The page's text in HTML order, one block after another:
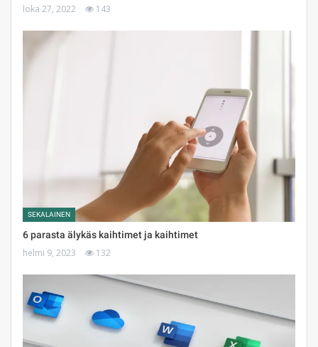
loka 27, 2022 143
SEKALAINEN
6 parasta älykäs kaihtimet ja kaihtimet
helmi 9, 2023 132